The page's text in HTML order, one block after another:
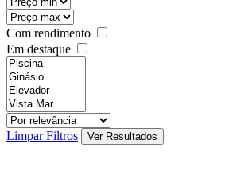
maxprice
Com rendimento
Em destaque
features
realestateOrder
Limpar Filtros
Ver Resultados